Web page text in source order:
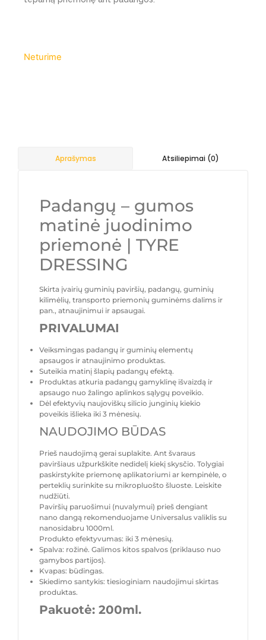
Neturime
Aprašymas Atsiliepimai (0)
Padangų – gumos
matinė juodinimo
priemonė | TYRE
DRESSING
Skirta įvairių guminių paviršių, padangų, guminių
kilimėlių, transporto priemonių guminėms dalims ir
pan., atnaujinimui ir apsaugai.
PRIVALUMAI
Veiksmingas padangų ir guminių elementų
apsaugos ir atnaujinimo produktas.
Suteikia matinį šlapių padangų efektą.
Produktas atkuria padangų gamyklinę išvaizdą ir
apsaugo nuo žalingo aplinkos sąlygų poveikio.
Dėl efektyvių naujoviškų silicio junginių kiekio
poveikis išlieka iki 3 mėnesių.
NAUDOJIMO BŪDAS
Prieš naudojimą gerai suplakite. Ant švaraus
paviršiaus užpurkškite nedidelį kiekį skysčio. Tolygiai
paskirstykite priemonę aplikatoriumi ar kempinėle, o
perteklių surinkite su mikropluošto šluoste. Leiskite
nudžiūti.
Paviršių paruošimui (nuvalymui) prieš dengiant
nano dangą rekomenduojame Universalus valiklis su
nanosidabru 1000ml.
Produkto efektyvumas: iki 3 mėnesių.
Spalva: rožinė. Galimos kitos spalvos (priklauso nuo
gamybos partijos).
Kvapas: būdingas.
Skiedimo santykis: tiesioginiam naudojimui skirtas
produktas.
Pakuotė: 200ml.